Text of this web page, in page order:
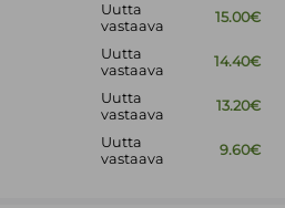
Uutta
vastaava
15.00€
Uutta
vastaava
14.40€
Uutta
vastaava
13.20€
Uutta
vastaava
9.60€